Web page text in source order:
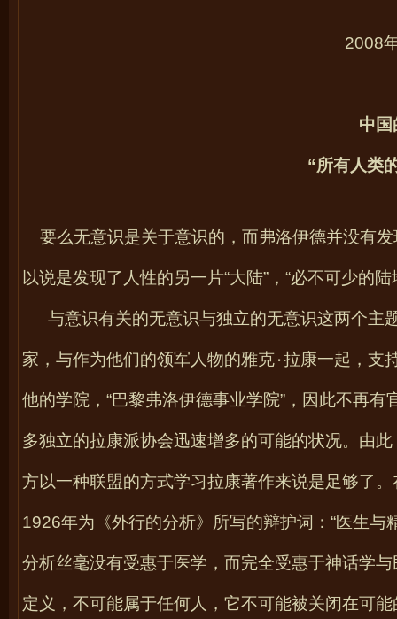
2008
中国
“所有人类
要么无意识是关于意识的，而弗洛伊德并没有
以说是发现了人性的另一片“大陆”，“必不可少的
与意识有关的无意识与独立的无意识这两个主
家，与作为他们的领军人物的雅克٠拉康一起，支
他的学院，“巴黎弗洛伊德事业学院”，因此不再
多独立的拉康派协会迅速增多的可能的状况。由
方以一种联盟的方式学习拉康著作来说是足够了
1926年为《外行的分析》所写的辩护词：“医生
分析丝毫没有受惠于医学，而完全受惠于神话学
定义，不可能属于任何人，它不可能被关闭在可